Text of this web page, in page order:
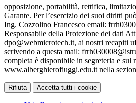
opposizione, portabilità, rettifica,
Garante. Per l’esercizio dei suoi diritti
Ing. Cozzolino Francesco email:
Responsabile della Protezione dei dati
dpo@webmicrotech.it, ai nostri recapiti
scrivendo a questa mail:
completa è disponibile in segreteria e sul
www.alberghierofiuggi.edu.it nella
Rifiuta Accetta tutti i cookie